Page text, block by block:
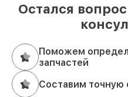
Остался
Поможем
запчастей
Составим точную